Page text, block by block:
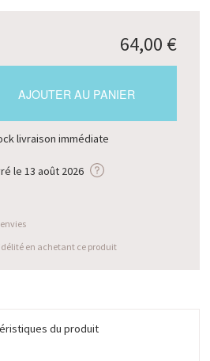
64,00 €
AJOUTER AU PANIER
livraison immédiate
le 13 août 2026
en achetant ce produit
du produit